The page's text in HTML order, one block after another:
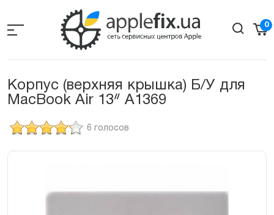
the
0
Корпус (верхняя крышка) Б/У для
MacBook Air 13ᐥ A1369
6 голосов